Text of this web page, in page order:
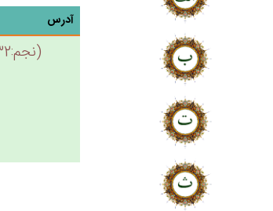
آدرس
(نجم:32)